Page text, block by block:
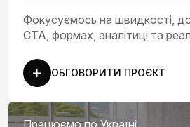
Фокусуємось на швидкості,
CTA, формах, аналітиці та
ОБГОВОРИТИ ПРОЄКТ
Працюємо по Україні